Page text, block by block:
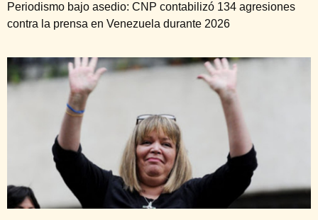
Periodismo bajo asedio: CNP contabilizó 134 agresiones
contra la prensa en Venezuela durante 2026